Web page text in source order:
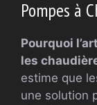
Pompes à
Pourquoi
les
estime que
une solution